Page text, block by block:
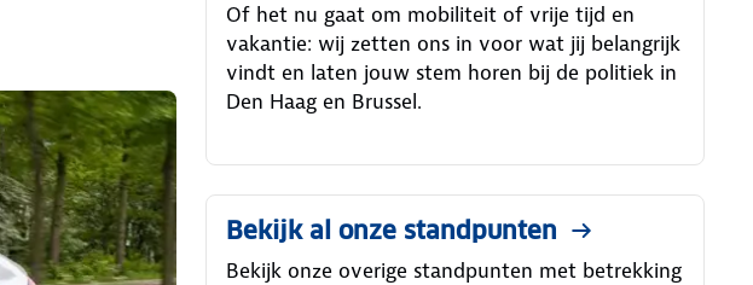
Of het nu gaat om mobiliteit of vrije tijd en
vakantie: wij zetten ons in voor wat jij belangrijk
vindt en laten jouw stem horen bij de politiek in
Den Haag en Brussel.
Bekijk al onze standpunten
Bekijk onze overige standpunten met betrekking